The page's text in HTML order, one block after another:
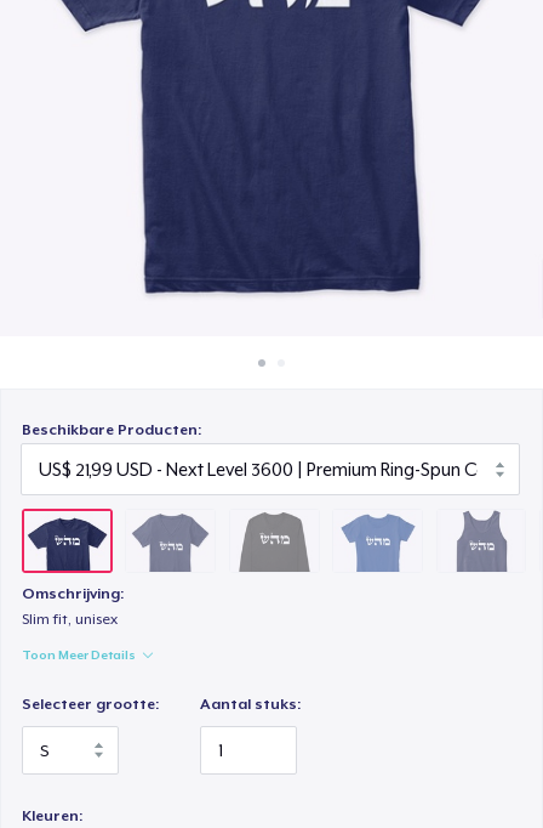
Beschikbare Producten:
Omschrijving:
Slim fit, unisex
Toon Meer Details
Selecteer grootte: Aantal stuks:
Kleuren:
Premium Long Sleeve Tee
US$ 26,99
US$ 19,99